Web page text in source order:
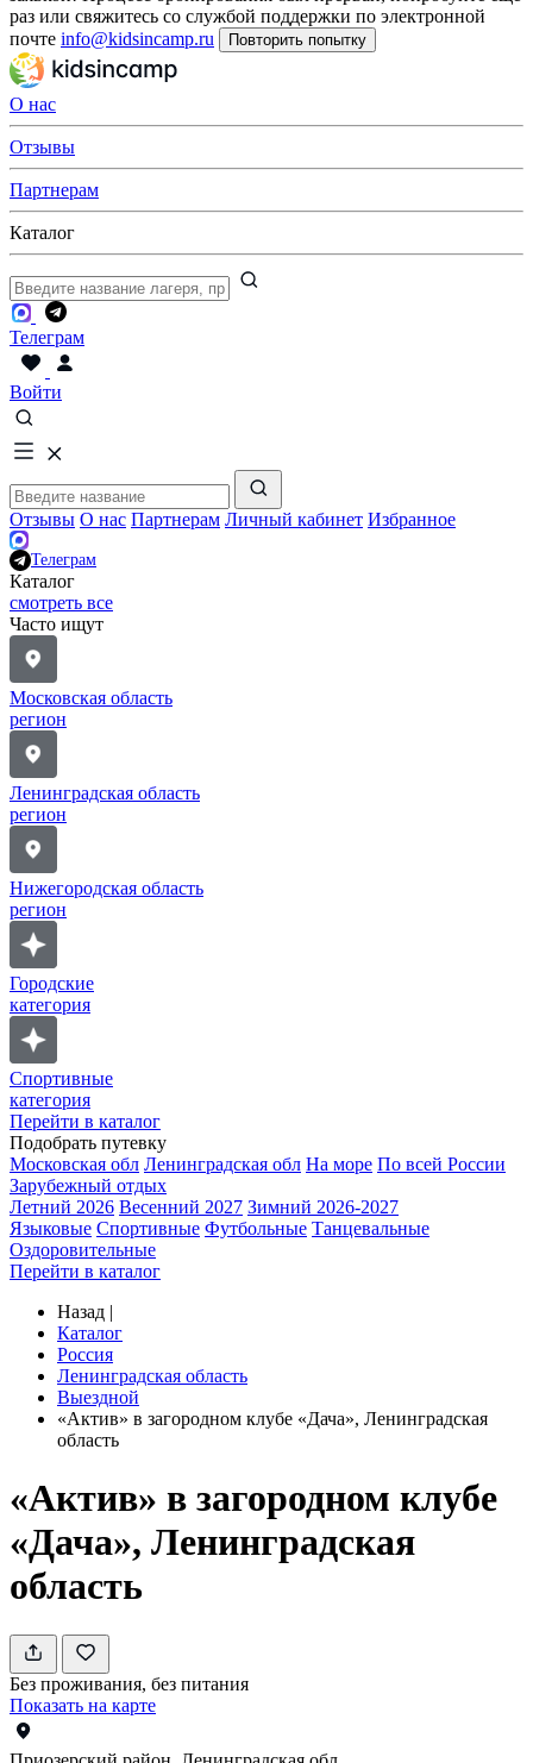
раз или свяжитесь со службой поддержки по электронной
почте info@kidsincamp.ru Повторить попытку
О нас
Отзывы
Партнерам
Каталог
Телеграм
Войти
Отзывы О нас Партнерам Личный кабинет Избранное
Телеграм
Каталог
смотреть все
Часто ищут
Московская область
регион
Ленинградская область
регион
Нижегородская область
регион
Городские
категория
Спортивные
категория
Перейти в каталог
Подобрать путевку
Московская обл Ленинградская обл На море По всей России
Зарубежный отдых
Летний 2026 Весенний 2027 Зимний 2026-2027
Языковые Спортивные Футбольные Танцевальные
Оздоровительные
Перейти в каталог
Назад |
Каталог
Россия
Ленинградская область
Выездной
«Актив» в загородном клубе «Дача», Ленинградская
область
«Актив» в загородном клубе
«Дача», Ленинградская
область
Без проживания, без питания
Показать на карте